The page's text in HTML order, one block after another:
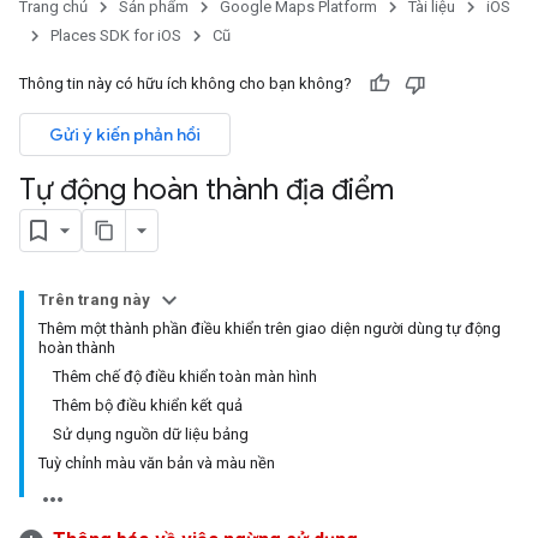
Trang chủ Sản phẩm Google Maps Platform Tài liệu
iOS
Places SDK for iOS
Cũ
Thông tin này có hữu ích không cho bạn không?
Gửi ý kiến phản hồi
Tự động hoàn thành địa điểm
Trên trang này
Thêm một thành phần điều khiển trên giao diện người dùng tự động
hoàn thành
Thêm chế độ điều khiển toàn màn hình
Thêm bộ điều khiển kết quả
Sử dụng nguồn dữ liệu bảng
Tuỳ chỉnh màu văn bản và màu nền